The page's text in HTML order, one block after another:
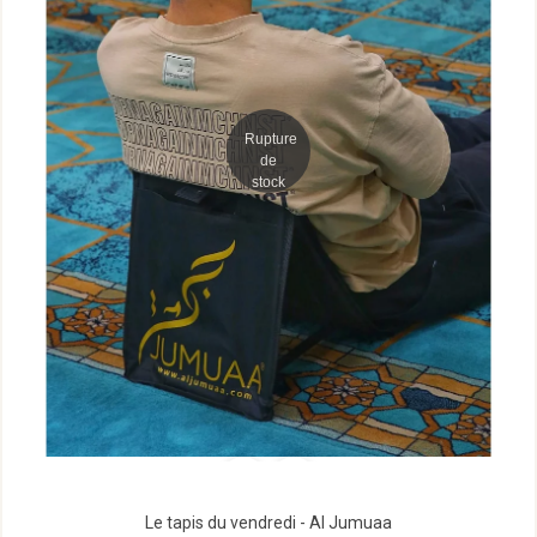
Rupture
de
stock
Le tapis du vendredi - Al Jumuaa